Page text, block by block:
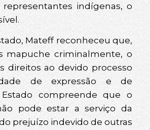
indígenas, o
Mateff reconheceu que,
mapuche criminalmente, o
direitos ao devido processo
de expressão e de
Estado compreende que o
pode estar a serviço da
prejuízo indevido de outras